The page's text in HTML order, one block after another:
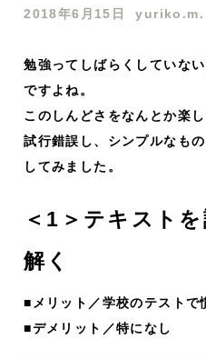
2018年6月15日 yuriko.m.
勉強ってしばらくしていな
ですよね。
このしんどさをなんとか楽
試行錯誤し、シンプルなも
してみました。
＜1＞テキスト
解く
■メリット／学校のテストで
■デメリット／特になし